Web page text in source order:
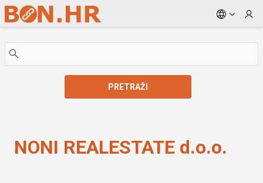
Skip to Main Content
PRETRAŽI
NONI REALESTATE d.o.o.